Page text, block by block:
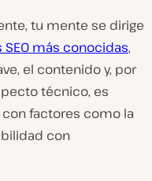
tu mente se dirige
más conocidas,
el contenido y, por
técnico, es
factores como la
con